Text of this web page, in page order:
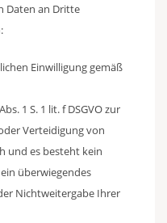
Daten an Dritte
Einwilligung gemäß
1 S. 1 lit. f DSGVO zur
Verteidigung von
und es besteht kein
überwiegendes
Nichtweitergabe Ihrer